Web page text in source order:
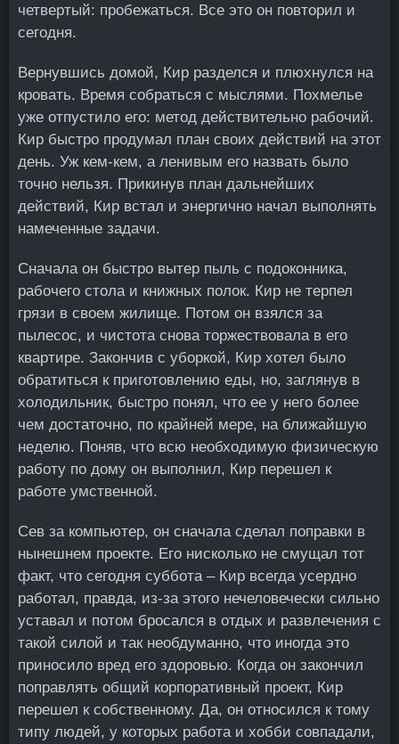
четвертый: пробежаться. Все это он повторил и
сегодня.
Вернувшись домой, Кир разделся и плюхнулся на
кровать. Время собраться с мыслями. Похмелье
уже отпустило его: метод действительно рабочий.
Кир быстро продумал план своих действий на этот
день. Уж кем-кем, а ленивым его назвать было
точно нельзя. Прикинув план дальнейших
действий, Кир встал и энергично начал выполнять
намеченные задачи.
Сначала он быстро вытер пыль с подоконника,
рабочего стола и книжных полок. Кир не терпел
грязи в своем жилище. Потом он взялся за
пылесос, и чистота снова торжествовала в его
квартире. Закончив с уборкой, Кир хотел было
обратиться к приготовлению еды, но, заглянув в
холодильник, быстро понял, что ее у него более
чем достаточно, по крайней мере, на ближайшую
неделю. Поняв, что всю необходимую физическую
работу по дому он выполнил, Кир перешел к
работе умственной.
Сев за компьютер, он сначала сделал поправки в
нынешнем проекте. Его нисколько не смущал тот
факт, что сегодня суббота – Кир всегда усердно
работал, правда, из-за этого нечеловечески сильно
уставал и потом бросался в отдых и развлечения с
такой силой и так необдуманно, что иногда это
приносило вред его здоровью. Когда он закончил
поправлять общий корпоративный проект, Кир
перешел к собственному. Да, он относился к тому
типу людей, у которых работа и хобби совпадали,